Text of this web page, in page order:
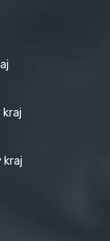
kraj
kraj